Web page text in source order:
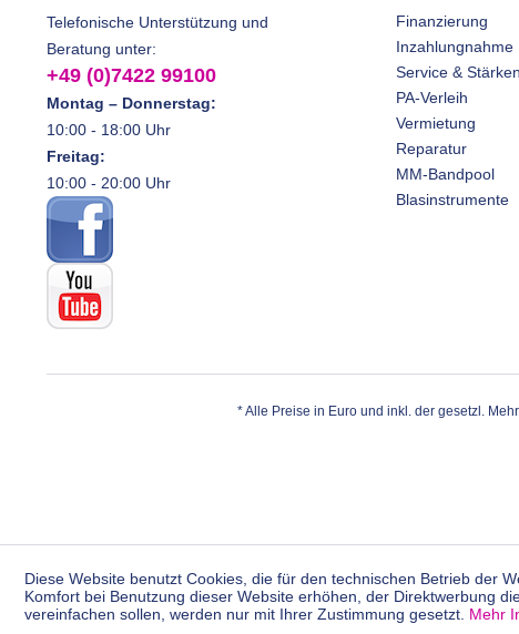
Telefonische Unterstützung und
Beratung unter:
+49 (0)7422 99100
Montag – Donnerstag:
10:00 - 18:00 Uhr
Freitag:
10:00 - 20:00 Uhr
Finanzierung
Inzahlungnahme
Service & Stärken
PA-Verleih
Vermietung
Reparatur
MM-Bandpool
Blasinstrumente
* Alle Preise in Euro und inkl. der gesetzl.
Diese Website benutzt Cookies, die für den technischen Betrieb der
Komfort bei Benutzung dieser Website erhöhen, der Direktwerbung
vereinfachen sollen, werden nur mit Ihrer Zustimmung gesetzt. Mehr